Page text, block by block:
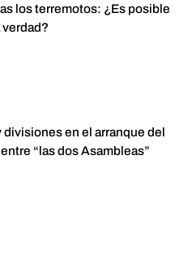
los terremotos: ¿Es posible
verdad?
divisiones en el arranque del
“las dos Asambleas”